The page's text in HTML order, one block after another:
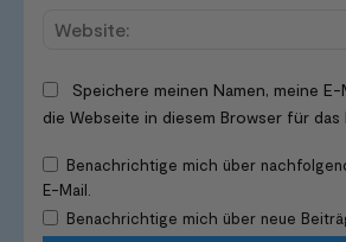
Speichere meinen Namen, meine
die Webseite in diesem Browser für das
Benachrichtige mich über
E-Mail.
Benachrichtige mich über neue